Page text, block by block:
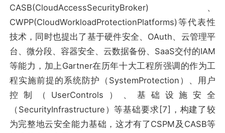
CASB(CloudAccessSecurityBroker)、
CWPP(CloudWorkloadProtectionPlatforms)等代表性
技术，同时也提出了基于硬件安全、OAuth、云管理平
台、微分段、容器安全、云数据备份、SaaS交付的IAM
等能力，加上Gartner在历年十大工程所强调的作为工
程实施前提的系统防护（SystemProtection）、用户
控制（UserControls）、基础设施安全
（SecurityInfrastructure）等基础要求[7]，构建了较
为完整地云安全能力基础，这才有了CSPM及CASB等